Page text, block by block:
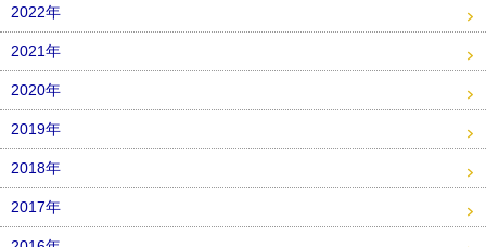
2022年
2021年
2020年
2019年
2018年
2017年